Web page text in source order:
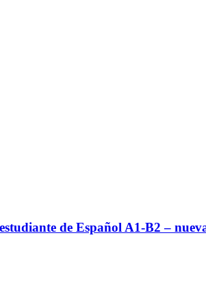
de Español A1-B2 –